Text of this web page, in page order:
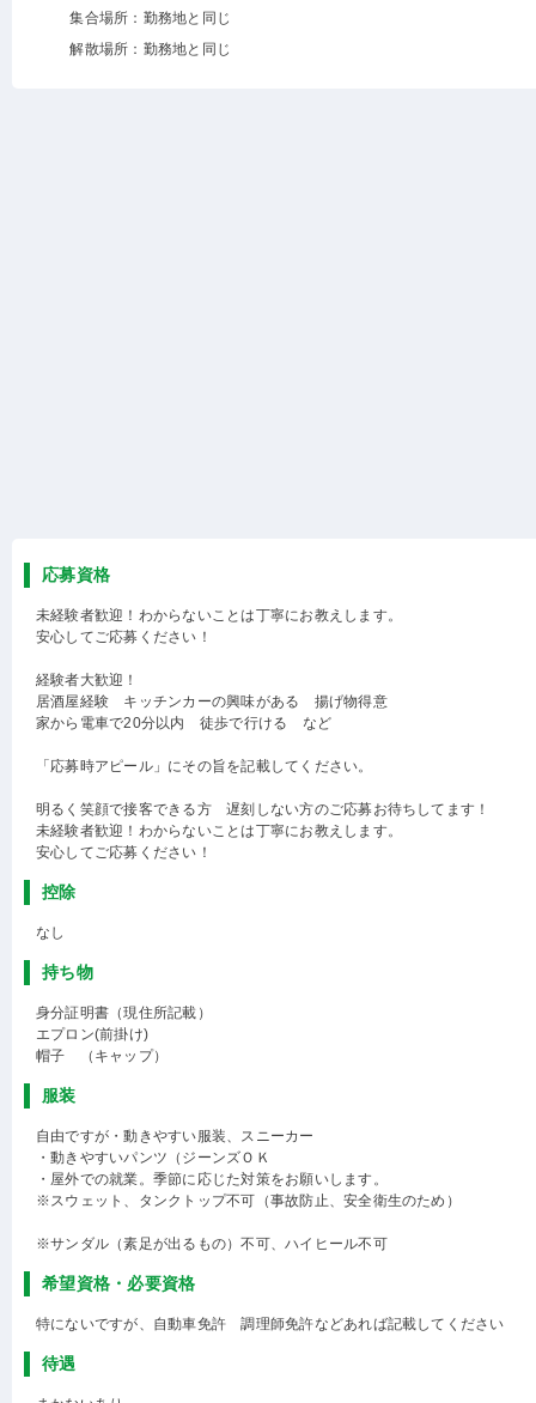
集合場所：勤務地と同じ
解散場所：勤務地と同じ
応募資格
未経験者歓迎！わからないことは丁寧にお教えします。
安心してご応募ください！
経験者大歓迎！
居酒屋経験 キッチンカーの興味がある 揚げ物得意
家から電車で20分以内 徒歩で行ける など
「応募時アピール」にその旨を記載してください。
明るく笑顔で接客できる方 遅刻しない方のご応募お待ちしてます！
未経験者歓迎！わからないことは丁寧にお教えします。
安心してご応募ください！
控除
なし
持ち物
身分証明書（現住所記載）
エプロン(前掛け)
帽子 （キャップ）
服装
自由ですが・動きやすい服装、スニーカー
・動きやすいパンツ（ジーンズＯＫ
・屋外での就業。季節に応じた対策をお願いします。
※スウェット、タンクトップ不可（事故防止、安全衛生のため）
※サンダル（素足が出るもの）不可、ハイヒール不可
希望資格・必要資格
特にないですが、自動車免許 調理師免許などあれば記載してください
待遇